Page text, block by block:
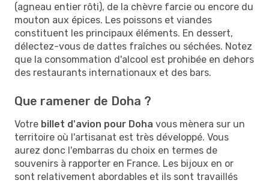
(agneau entier rôti), de la chèvre farcie ou encore du
mouton aux épices. Les poissons et viandes
constituent les principaux éléments. En dessert,
délectez-vous de dattes fraîches ou séchées. Notez
que la consommation d'alcool est prohibée en dehors
des restaurants internationaux et des bars.
Que ramener de Doha ?
Votre billet d'avion pour Doha vous mènera sur un
territoire où l'artisanat est très développé. Vous
aurez donc l'embarras du choix en termes de
souvenirs à rapporter en France. Les bijoux en or
sont relativement abordables et ils sont travaillés